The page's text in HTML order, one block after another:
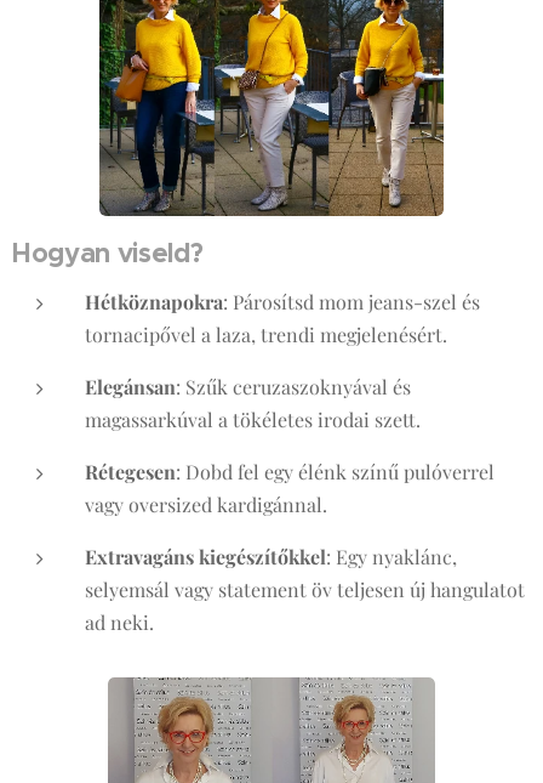
Hogyan viseld?
Hétköznapokra: Párosítsd mom jeans-szel és
tornacipővel a laza, trendi megjelenésért.
Elegánsan: Szűk ceruzaszoknyával és
magassarkúval a tökéletes irodai szett.
Rétegesen: Dobd fel egy élénk színű pulóverrel
vagy oversized kardigánnal.
Extravagáns kiegészítőkkel: Egy nyaklánc,
selyemsál vagy statement öv teljesen új hangulatot
ad neki.